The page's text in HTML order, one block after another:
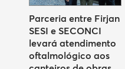
Parceria entre Firjan
SESI e SECONCI
levará atendimento
oftalmológico aos